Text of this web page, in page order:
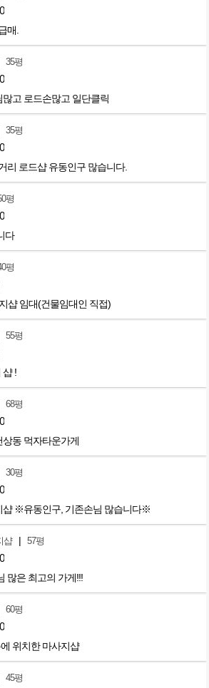
매.
35평
고 로드손많고 일단클릭
35평
리 로드샵 유동인구 많습니다.
평
다
평
샵 임대(건물임대인 직접)
55평
샵 !
68평
동 먹자타운가게
30평
샵 ※유동인구, 기존손님 많습니다※
샵 | 57평
많은 최고의 가게!!!
60평
위치한 마사지샵
45평